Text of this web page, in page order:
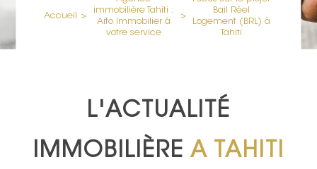
Accueil >
immobilière Tahiti :
Aito Immobilier à
votre service
>
Bail Réel
Logement (BRL) à
Tahiti
L'ACTUALITÉ
IMMOBILIÈRE A TAHITI